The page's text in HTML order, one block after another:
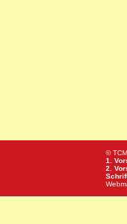
©
1.
2.